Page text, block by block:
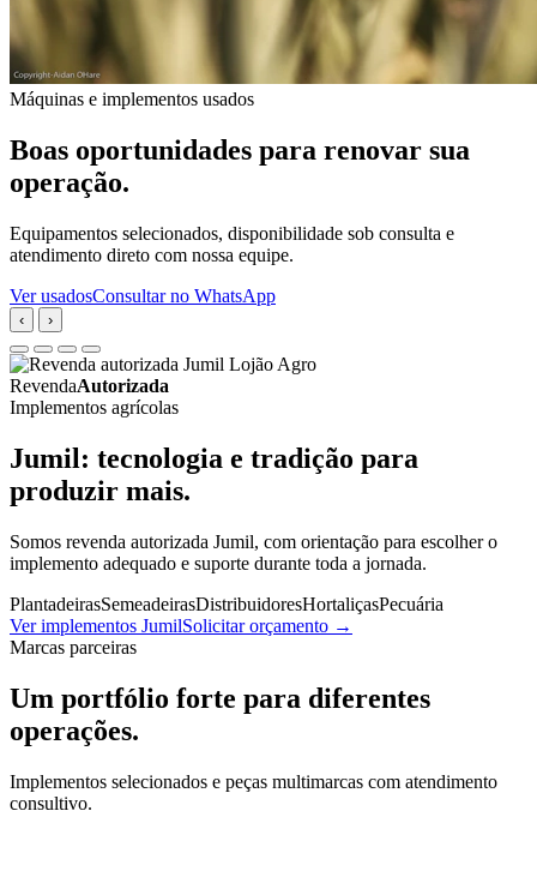
Máquinas e implementos usados
Boas oportunidades para renovar sua
operação.
Equipamentos selecionados, disponibilidade sob consulta e
atendimento direto com nossa equipe.
Ver usadosConsultar no WhatsApp
‹ ›
RevendaAutorizada
Implementos agrícolas
Jumil: tecnologia e tradição para
produzir mais.
Somos revenda autorizada Jumil, com orientação para escolher o
implemento adequado e suporte durante toda a jornada.
PlantadeirasSemeadeirasDistribuidoresHortaliçasPecuária
Ver implementos JumilSolicitar orçamento →
Marcas parceiras
Um portfólio forte para diferentes
operações.
Implementos selecionados e peças multimarcas com atendimento
consultivo.